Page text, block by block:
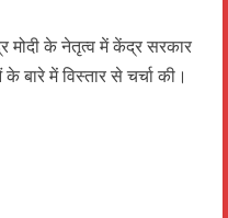
मोदी के नेतृत्व में केंद्र सरकार
बारे में विस्तार से चर्चा की।